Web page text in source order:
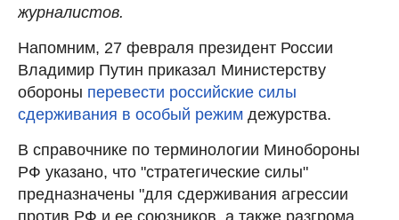
журналистов.
Напомним, 27 февраля президент России
Владимир Путин приказал Министерству
обороны перевести российские силы
сдерживания в особый режим дежурства.
В справочнике по терминологии Минобороны
РФ указано, что "стратегические силы"
предназначены "для сдерживания агрессии
против РФ и ее союзников, а также разгрома